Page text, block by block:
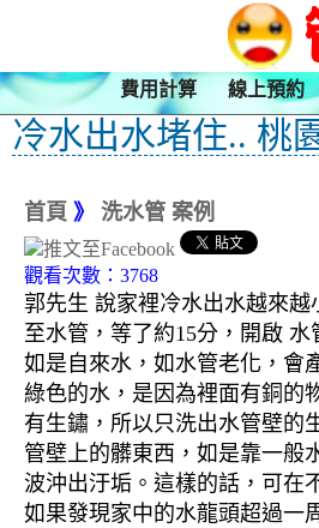
費用計算 線上預約
冷水出水堵住.. 桃
首頁 》 洗水管 案例
觀看次數：3768
郭先生 說家裡冷水出水越來
至水管，等了約15分，開啟
如是自來水，如水管老化，會
綠色的水，是因為裡面有銅的
有生鏽，所以只洗出水管壁的
管壁上的髒東西，如是靠一般
波沖出汙垢。這樣的話，可在
如果發現家中的水龍頭超過一